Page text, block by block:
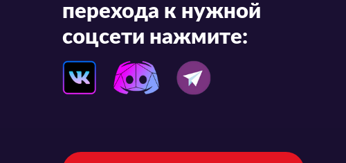
перехода к нужной
соцсети нажмите: